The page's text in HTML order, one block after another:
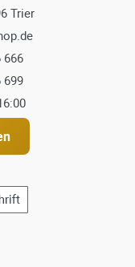
Trier
666
699